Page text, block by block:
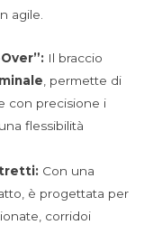
agile.
Il braccio
, permette di
con precisione i
flessibilità
Con una
è progettata per
corridoi